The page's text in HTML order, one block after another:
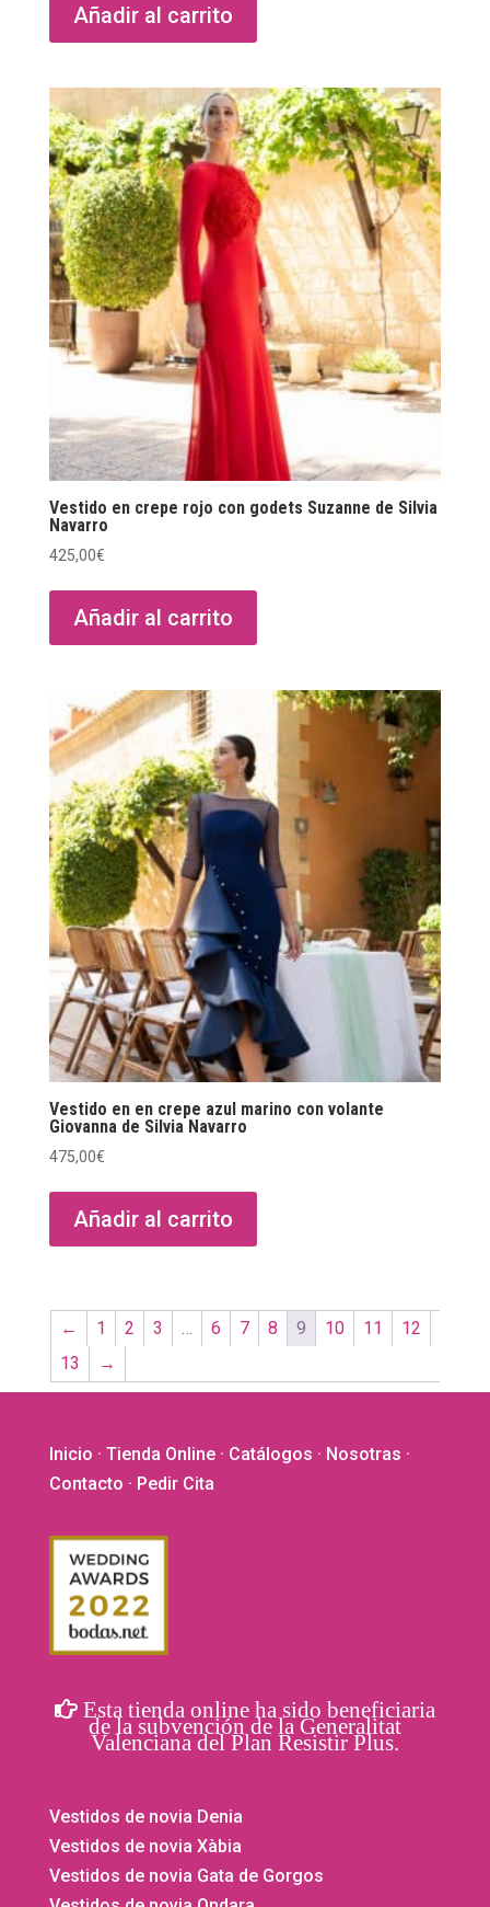
Añadir al carrito
Vestido en crepe rojo con godets Suzanne de Silvia
Navarro
425,00€
Añadir al carrito
Vestido en en crepe azul marino con volante
Giovanna de Silvia Navarro
475,00€
Añadir al carrito
← 1 2 3 … 6 7 8 9 10 11
12
13
→
Inicio · Tienda Online· Catálogos · Nosotras ·
Contacto · Pedir Cita
Esta tienda online ha sido beneficiaria
de la subvención de la Generalitat
Valenciana del Plan Resistir Plus.
Vestidos de novia Denia
Vestidos de novia Xàbia
Vestidos de novia Gata de Gorgos